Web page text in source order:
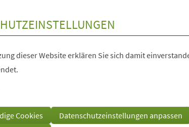
dieser Website erklären Sie sich damit
Cookies
Datenschutzeinstellungen anpassen